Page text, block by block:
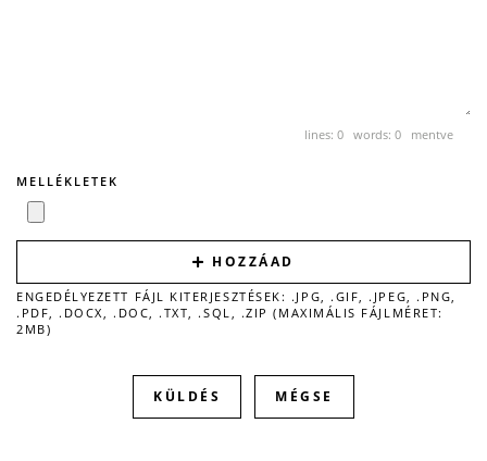
lines: 0 words: 0 mentve
MELLÉKLETEK
HOZZÁAD
ENGEDÉLYEZETT FÁJL KITERJESZTÉSEK: .JPG, .GIF, .JPEG, .PNG,
.PDF, .DOCX, .DOC, .TXT, .SQL, .ZIP (MAXIMÁLIS FÁJLMÉRET:
2MB)
MÉGSE